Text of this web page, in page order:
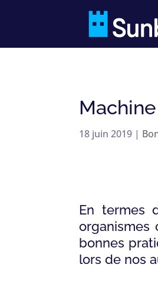
18 juin 2019 |
En termes
organismes
bonnes
lors de nos